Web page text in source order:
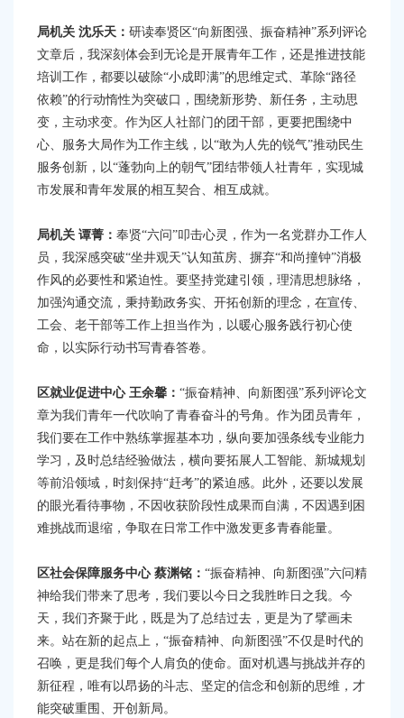
局机关 沈乐天 ： 研读奉贤区“向新图强、振奋精神”系列评论
文章后，我深刻体会到无论是开展青年工作，还是推进技能
培训工作，都要以破除“小成即满”的思维定式、革除“路径
依赖”的行动惰性为突破口，围绕新形势、新任务，主动思
变，主动求变。作为区人社部门的团干部，更要把围绕中
心、服务大局作为工作主线，以“敢为人先的锐气”推动民生
服务创新，以“蓬勃向上的朝气”团结带领人社青年，实现城
市发展和青年发展的相互契合、相互成就。
局机关 谭菁 ： 奉贤“六问”叩击心灵，作为一名党群办工作人
员，我深感突破“坐井观天”认知茧房、摒弃“和尚撞钟”消极
作风的必要性和紧迫性。要坚持党建引领，理清思想脉络，
加强沟通交流，秉持勤政务实、开拓创新的理念，在宣传、
工会、老干部等工作上担当作为，以暖心服务践行初心使
命，以实际行动书写青春答卷。
区就业促进中心 王余馨： “振奋精神、向新图强”系列评论文
章为我们青年一代吹响了青春奋斗的号角。作为团员青年，
我们要在工作中熟练掌握基本功，纵向要加强条线专业能力
学习，及时总结经验做法，横向要拓展人工智能、新城规划
等前沿领域，时刻保持“赶考”的紧迫感。此外，还要以发展
的眼光看待事物，不因收获阶段性成果而自满，不因遇到困
难挑战而退缩，争取在日常工作中激发更多青春能量。
区社会保障服务中心 蔡渊铭： “振奋精神、向新图强”六问精
神给我们带来了思考，我们要以今日之我胜昨日之我。今
天，我们齐聚于此，既是为了总结过去，更是为了擘画未
来。站在新的起点上，“振奋精神、向新图强”不仅是时代的
召唤，更是我们每个人肩负的使命。面对机遇与挑战并存的
新征程，唯有以昂扬的斗志、坚定的信念和创新的思维，才
能突破重围、开创新局。